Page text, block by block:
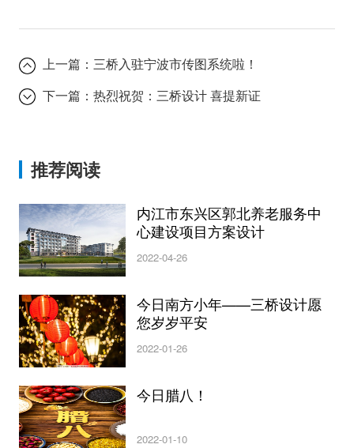
上一篇：三桥入驻宁波市传图系统啦！
下一篇：热烈祝贺：三桥设计 喜提新证
推荐阅读
内江市东兴区郭北养老服务中
心建设项目方案设计
2022-04-26
今日南方小年——三桥设计愿
您岁岁平安
2022-01-26
今日腊八！
2022-01-10